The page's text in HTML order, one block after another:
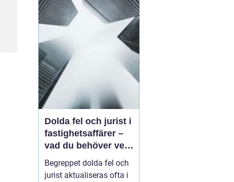
verksamhet inte på
bokföring,
kvittoredovisning och
rapporter. Därför väljer
allt fler att samarbet...
Dolda fel och jurist i
fastighetsaffärer –
vad du behöver veta
när fel upptäcks
Begreppet dolda fel och
jurist aktualiseras ofta i